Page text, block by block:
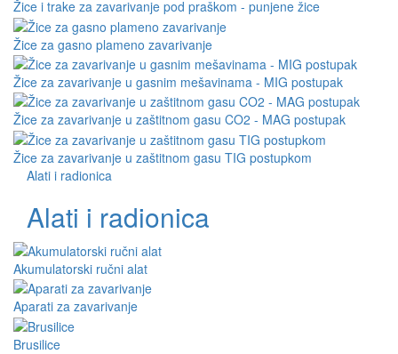
Žice i trake za zavarivanje pod praškom - punjene žice
Žice za gasno plameno zavarivanje
Žice za zavarivanje u gasnim mešavinama - MIG postupak
Žice za zavarivanje u zaštitnom gasu CO2 - MAG postupak
Žice za zavarivanje u zaštitnom gasu TIG postupkom
Alati i radionica
Alati i radionica
Akumulatorski ručni alat
Aparati za zavarivanje
Brusilice